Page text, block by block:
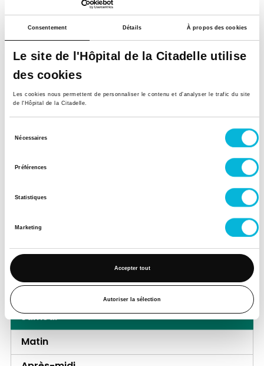
Consentement Détails À propos des cookies
Le site de l'Hôpital de la Citadelle utilise
des cookies
Les cookies nous permettent de personnaliser le contenu et d’analyser le trafic du site
de l'Hôpital de la Citadelle.
Nécessaires
Préférences
Statistiques
Marketing
Accepter tout
Autoriser la sélection
Mardi
Après-midi
Mercredi
Matin
Après-midi
Jeudi
Matin
Samedi
Matin